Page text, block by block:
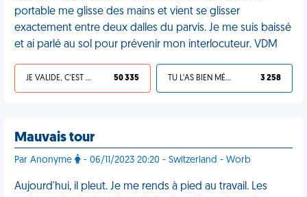
portable me glisse des mains et vient se glisser
exactement entre deux dalles du parvis. Je me suis baissé
et ai parlé au sol pour prévenir mon interlocuteur. VDM
JE VALIDE, C'EST UNE VDM 50 335 TU L'AS BIEN MÉRITÉ 3 258
Mauvais tour
Par Anonyme - 06/11/2023 20:20 - Switzerland - Worb
Aujourd'hui, il pleut. Je me rends à pied au travail. Les